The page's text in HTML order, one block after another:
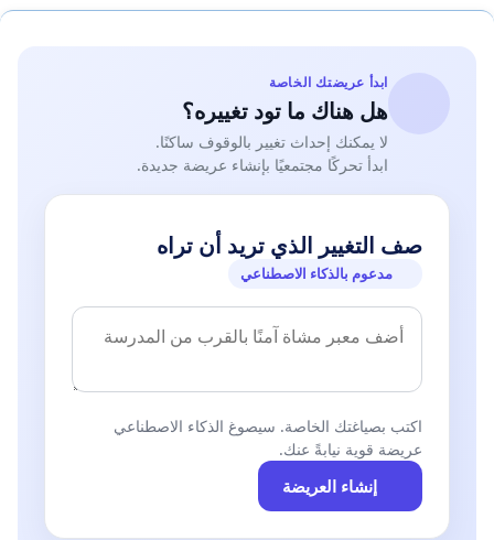
ابدأ عريضتك الخاصة
هل هناك ما تود تغييره؟
لا يمكنك إحداث تغيير بالوقوف ساكنًا.
ابدأ تحركًا مجتمعيًا بإنشاء عريضة جديدة.
صف التغيير الذي تريد أن تراه
مدعوم بالذكاء الاصطناعي
اكتب بصياغتك الخاصة. سيصوغ الذكاء الاصطناعي
عريضة قوية نيابةً عنك.
إنشاء العريضة